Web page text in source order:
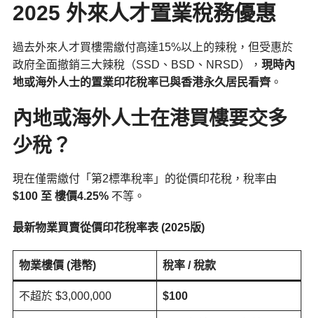
2025 外來人才置業稅務優惠
過去外來人才買樓需繳付高達15%以上的辣稅，但受惠於
政府全面撤銷三大辣稅（SSD、BSD、NRSD）， 現時內
地或海外人士的置業印花稅率已與香港永久居民看齊。
內地或海外人士在港買樓要交多
少稅？
現在僅需繳付「第2標準稅率」的從價印花稅，稅率由
$100 至 樓價4.25%不等。
最新物業買賣從價印花稅率表 (2025版)
物業樓價 (港幣) 稅率 / 稅款
不超於 $3,000,000 $100